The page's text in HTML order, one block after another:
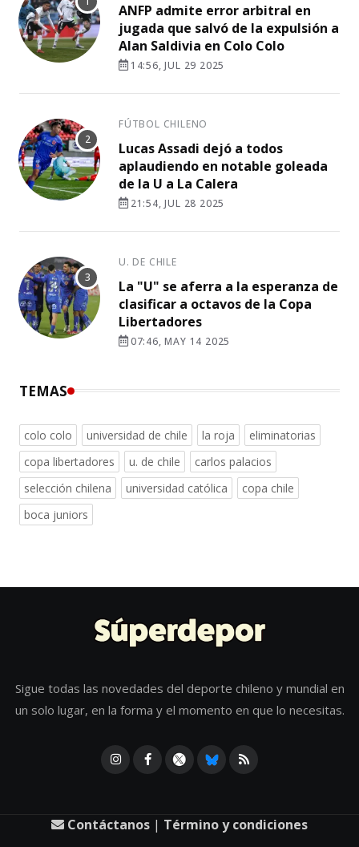
ANFP admite error arbitral en
jugada que salvó de la expulsión a
Alan Saldivia en Colo Colo
14:56, JUL 29 2025
FÚTBOL CHILENO
Lucas Assadi dejó a todos
aplaudiendo en notable goleada
de la U a La Calera
21:54, JUL 28 2025
U. DE CHILE
La "U" se aferra a la esperanza de
clasificar a octavos de la Copa
Libertadores
07:46, MAY 14 2025
TEMAS
colo colo universidad de chile la roja
eliminatorias
copa libertadores
u. de chile
carlos palacios
selección chilena
universidad católica
copa chile
boca juniors
Sigue todas las novedades del deporte chileno y mundial en
un solo lugar, en la forma y el momento en que lo necesitas.
Contáctanos | Término y condiciones